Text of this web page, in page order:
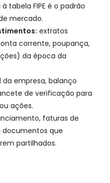
tabela FIPE é o padrão
mercado.
extratos
corrente, poupança,
da época da
empresa, balanço
de verificação para
ações.
faturas de
que
partilhados.